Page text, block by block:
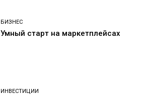
БИЗНЕС
Умный старт на маркетплейсах
ИНВЕСТИЦИИ